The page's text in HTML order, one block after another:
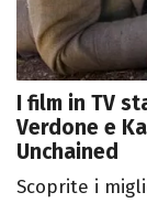
I film in TV
Verdone e
Unchained
Scoprite i